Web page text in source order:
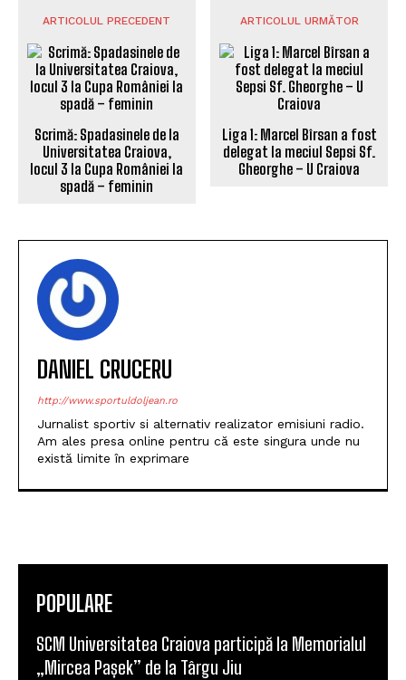
ARTICOLUL PRECEDENT
Scrimă: Spadasinele de la
Universitatea Craiova,
locul 3 la Cupa României la
spadă – feminin
ARTICOLUL URMĂTOR
Liga 1: Marcel Bîrsan a fost
delegat la meciul Sepsi Sf.
Gheorghe – U Craiova
DANIEL CRUCERU
http://www.sportuldoljean.ro
Jurnalist sportiv si alternativ realizator emisiuni radio.
Am ales presa online pentru că este singura unde nu
există limite în exprimare
POPULARE
SCM Universitatea Craiova participă la Memorialul
„Mircea Pașek” de la Târgu Jiu